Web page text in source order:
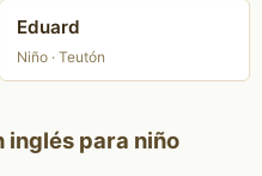
Eduard
Niño · Teutón
inglés para niño